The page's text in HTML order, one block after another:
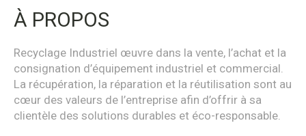
À PROPOS
Recyclage Industriel œuvre dans la vente, l’achat et la
consignation d’équipement industriel et commercial.
La récupération, la réparation et la réutilisation sont au
cœur des valeurs de l’entreprise afin d’offrir à sa
clientèle des solutions durables et éco-responsable.